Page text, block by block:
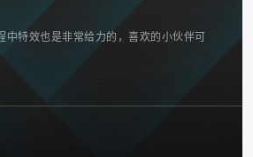
特效也是非常给力的，喜欢的小伙伴可